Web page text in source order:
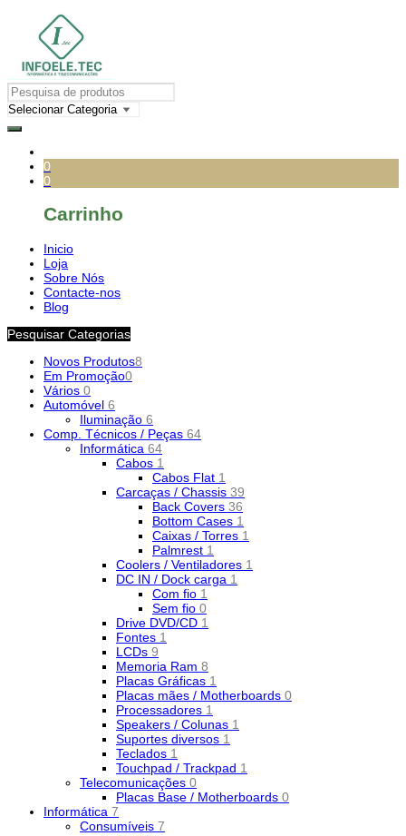
0
0
Carrinho
Inicio
Loja
Sobre Nós
Contacte-nos
Blog
Pesquisar Categorias
Novos Produtos8
Em Promoção0
Vários 0
Automóvel 6
Iluminação 6
Comp. Técnicos / Peças 64
Informática 64
Cabos 1
Cabos Flat 1
Carcaças / Chassis 39
Back Covers 36
Bottom Cases 1
Caixas / Torres 1
Palmrest 1
Coolers / Ventiladores 1
DC IN / Dock carga 1
Com fio 1
Sem fio 0
Drive DVD/CD 1
Fontes 1
LCDs 9
Memoria Ram 8
Placas Gráficas 1
Placas mães / Motherboards 0
Processadores 1
Speakers / Colunas 1
Suportes diversos 1
Teclados 1
Touchpad / Trackpad 1
Telecomunicações 0
Placas Base / Motherboards 0
Informática 7
Consumíveis 7